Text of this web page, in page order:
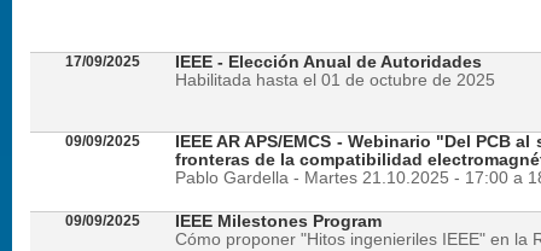
17/09/2025
IEEE - Elección Anual de Autoridades
Habilitada hasta el 01 de octubre de 2025
09/09/2025
IEEE AR APS/EMCS - Webinario "Del PCB
fronteras de la compatibilidad
Pablo Gardella - Martes 21.10.2025 - 17:00 a
09/09/2025
IEEE Milestones Program
Cómo proponer "Hitos ingenieriles IEEE" en la